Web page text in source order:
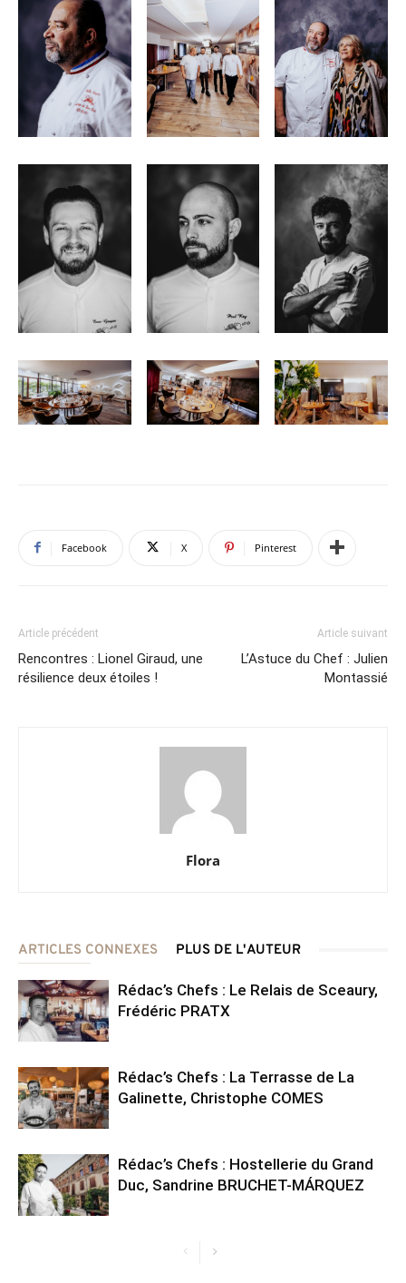
Facebook X Pinterest
Article précédent
Rencontres : Lionel Giraud, une
résilience deux étoiles !
Article suivant
L’Astuce du Chef : Julien
Montassié
Flora
ARTICLES CONNEXES PLUS DE L'AUTEUR
Rédac’s Chefs : Le Relais de Sceaury,
Frédéric PRATX
Rédac’s Chefs : La Terrasse de La
Galinette, Christophe COMES
Rédac’s Chefs : Hostellerie du Grand
Duc, Sandrine BRUCHET-MÁRQUEZ